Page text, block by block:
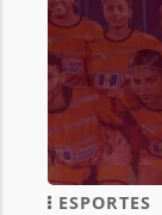
ESPORTES